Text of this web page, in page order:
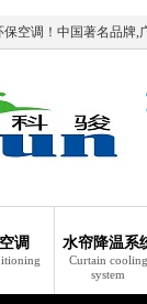
空调！中国著名品牌,
调 水帘降温系
Curtain cooling
system